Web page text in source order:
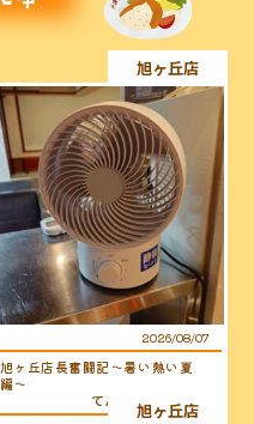
旭ヶ丘店
2026/08/07
旭ヶ丘店長奮闘記〜暑い熱い夏
編〜
てんちょ〜（店長）
旭ヶ丘店